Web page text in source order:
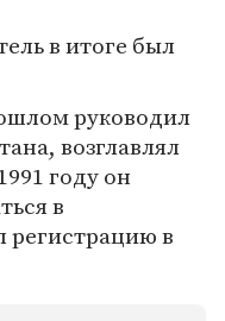
в итоге был
руководил
возглавлял
году он
в
регистрацию в